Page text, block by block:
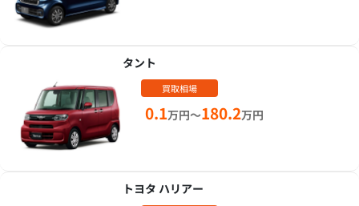
タント
買取相場
0.1万円～180.2万円
トヨタ ハリアー